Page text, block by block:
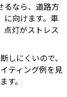
るなら、道路方
に向けます。車
点灯がストレス
しにくいので、
ティング例を見
す。